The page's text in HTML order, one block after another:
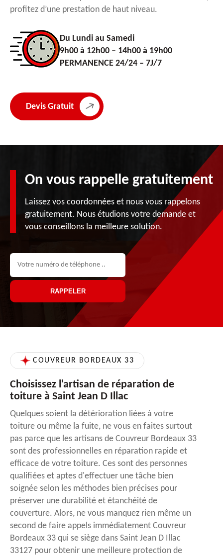
profitez d’une prestation de haut niveau.
Du Lundi au Samedi
9h00 à 12h00 – 14h00 à 19h00
PERMANENCE 24/24 – 7J/7
Devis Gratuit
On vous rappelle gratuitement
Laissez vos coordonnées et nous vous rappelons
gratuitement. Nous étudions votre demande et
vous conseillons la meilleure solution.
COUVREUR BORDEAUX 33
Choisissez l'artisan de réparation de
toiture à Saint Jean D Illac
Quelques soient la détérioration liées à votre
toiture ou même la fuite, ne vous en faites surtout
pas parce que les artisans de Couvreur Bordeaux 33
sont des professionnelles en réparation rapide et
efficace de votre toiture. Ces sont des personnes
qualifiées et aptes d'effectuer une tâche bien
soignée selon les méthodes bien précises pour
préserver une durabilité et étanchéité de
couverture. Alors, ne vous manquez rien même un
second de faire appels immédiatement Couvreur
Bordeaux 33 qui se siège dans Saint Jean D Illac
33127 pour obtenir une meilleure protection de